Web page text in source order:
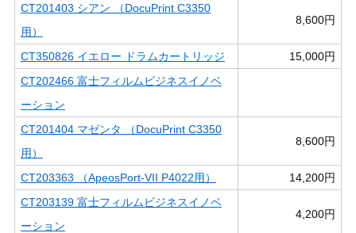
CT201403 シアン （DocuPrint C3350
用）
8,600円
CT350826 イエロー ドラムカートリッジ
15,000円
CT202466 富士フィルムビジネスイノベ
ーション
CT201404 マゼンタ （DocuPrint C3350
用）
8,600円
CT203363 （ApeosPort-VII P4022用）
14,200円
CT203139 富士フィルムビジネスイノベ
ーション
4,200円